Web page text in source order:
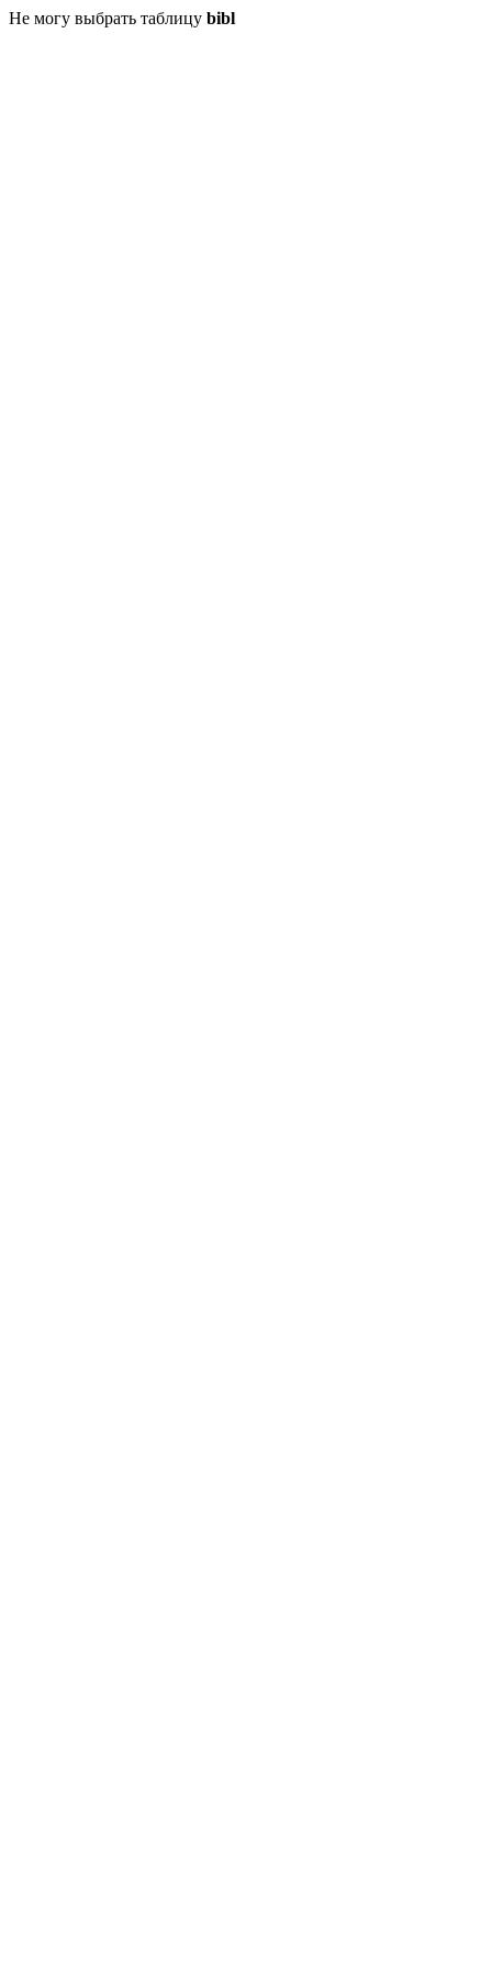
Не могу выбрать таблицу bibl